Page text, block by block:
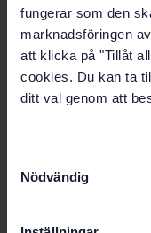
fungerar som den
marknadsföringen
att klicka på "Tillåt
cookies. Du kan ta
ditt val genom att
Nödvändig
Buy this
STANDARD
Risk assessment